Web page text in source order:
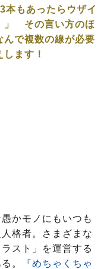
もあったらウザイ
」 その言い方のほ
んで複数の線が必要
ます！
かモノにもいつも
格者。さまざまな
スト」を運営する
。
『めちゃくちゃ